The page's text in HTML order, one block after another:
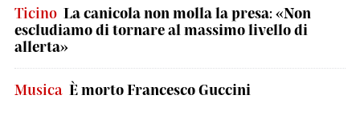
Ticino La canicola non molla la presa: «Non
escludiamo di tornare al massimo livello di
allerta»
Musica È morto Francesco Guccini